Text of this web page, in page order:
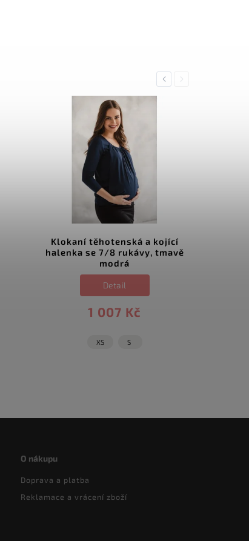
Previous
Klokaní těhotenská a kojící
halenka se 7/8 rukávy, tmavě
modrá
1 007 Kč
Detail
XS S
Next
O nákupu
Doprava a platba
Reklamace a vrácení zboží